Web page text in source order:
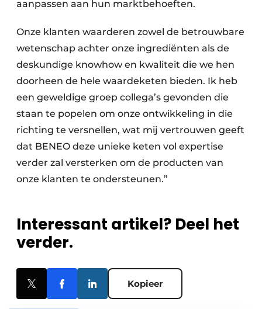
aanpassen aan hun marktbehoeften.
Onze klanten waarderen zowel de betrouwbare
wetenschap achter onze ingrediënten als de
deskundige knowhow en kwaliteit die we hen
doorheen de hele waardeketen bieden. Ik heb
een geweldige groep collega’s gevonden die
staan te popelen om onze ontwikkeling in die
richting te versnellen, wat mij vertrouwen geeft
dat BENEO deze unieke keten vol expertise
verder zal versterken om de producten van
onze klanten te ondersteunen.”
Interessant artikel? Deel het
verder.
Kopieer